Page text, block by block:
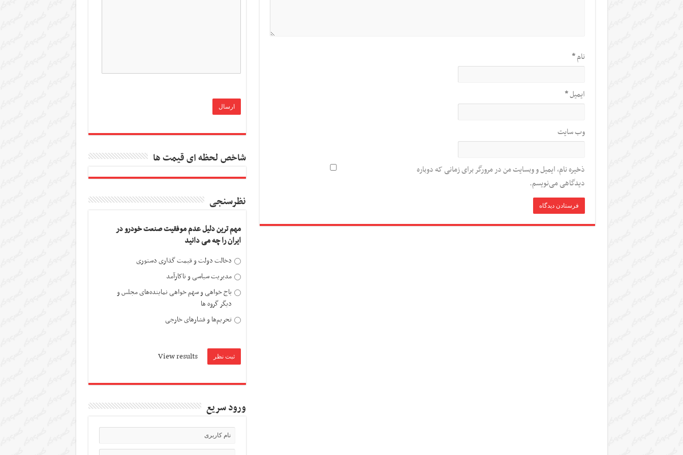
نام*
ایمیل*
وب‌ سایت
ذخیره نام، ایمیل و وبسایت من در مرورگر برای زمانی که دوباره
دیدگاهی می‌نویسم.
شاخص لحظه ای قیمت ها
نظرسنجی
مهم ترین دلیل عدم موفقیت صنعت خودرو در
ایران را چه می دانید
دخالت دولت و قیمت گذاری دستوری
مدیریت سیاسی و ناکارآمد
باج خواهی و سهم خواهی نماینده‌های مجلس و
دیگر گروه ها
تحریم‌ها و فشارهای خارجی
View results
ورود سریع